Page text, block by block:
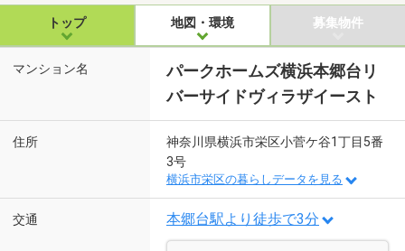
トップ 地図・環境 募集物件
マンション名
パークホームズ横浜本郷台リ
バーサイドヴィラザイースト
住所
神奈川県横浜市栄区小菅ケ谷1丁目5番
3号
横浜市栄区の暮らしデータを見る
交通 本郷台駅より徒歩で3分